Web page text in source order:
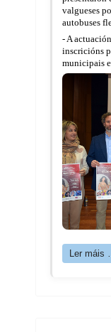
valgueses
autobuses
- A
inscricións
municipais
Ler máis …